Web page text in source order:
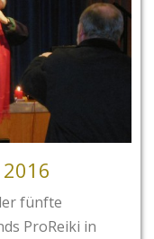
fünfte
ProReiki in